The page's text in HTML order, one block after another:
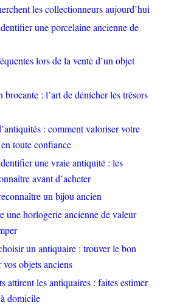
les collectionneurs aujourd’hui
une porcelaine ancienne de
lors de la vente d’un objet
brocante : l’art de dénicher les trésors
: comment valoriser votre
toute confiance
une vraie antiquité : les
avant d’acheter
un bijou ancien
une horlogerie ancienne de valeur
un antiquaire : trouver le bon
vos objets anciens
attirent les antiquaires : faites estimer
domicile